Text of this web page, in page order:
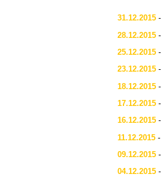
31.12.2015 -
28.12.2015 -
25.12.2015 -
23.12.2015 -
18.12.2015 -
17.12.2015 -
16.12.2015 -
11.12.2015 -
09.12.2015 -
04.12.2015 -